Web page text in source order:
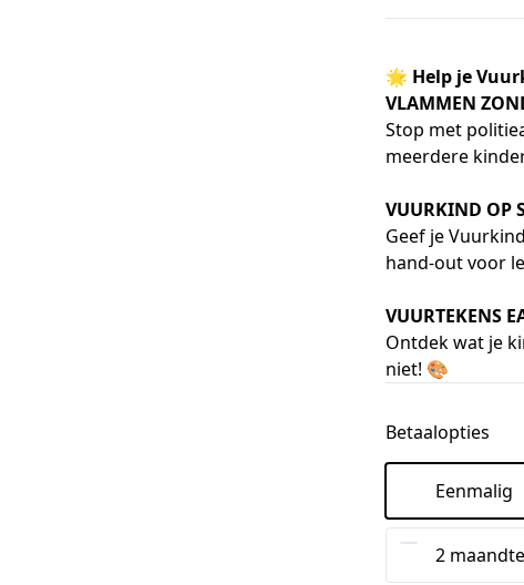
🌟 Help je
VLAMMEN
Stop met
meerdere
VUURKIND OP
Geef je
hand-out voor
VUURTEKENS
Ontdek wat je
niet! 🎨
Betaalopties
Eenmalig
2